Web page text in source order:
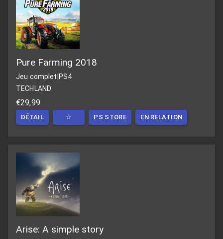
Pure Farming 2018
Jeu complet|PS4
TECHLAND
€29,99
DÉTAIL ☆ PS STORE EN RELATION
Arise: A simple story